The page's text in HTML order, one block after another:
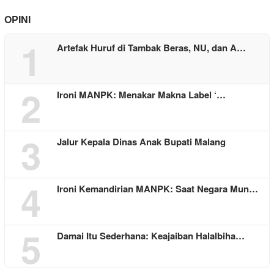
OPINI
1 Artefak Huruf di Tambak Beras, NU, dan A…
2 Ironi MANPK: Menakar Makna Label ‘…
3 Jalur Kepala Dinas Anak Bupati Malang
4 Ironi Kemandirian MANPK: Saat Negara Mun…
5 Damai Itu Sederhana: Keajaiban Halalbiha…